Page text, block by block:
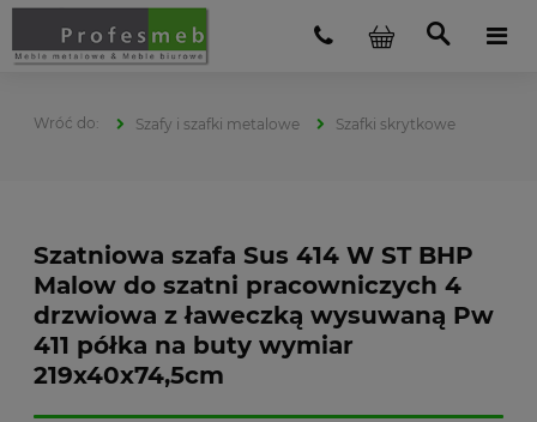
Szafy i szafki metalowe Szafki skrytkowe
Szatniowa szafa Sus 414 W ST BHP
Malow do szatni pracowniczych 4
drzwiowa z ławeczką wysuwaną Pw
411 półka na buty wymiar
219x40x74,5cm